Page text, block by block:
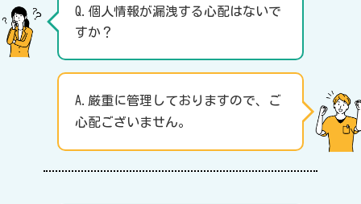
Q.個人情報が漏洩する心配はないで
すか？
A.厳重に管理しておりますので、ご
心配ございません。